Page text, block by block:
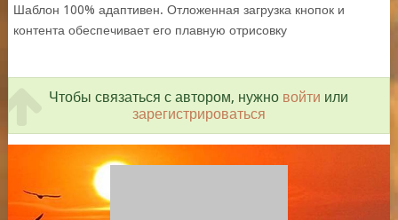
Шаблон 100% адаптивен. Отложенная загрузка кнопок и
контента обеспечивает его плавную отрисовку
Чтобы связаться с автором, нужно войти или
зарегистрироваться